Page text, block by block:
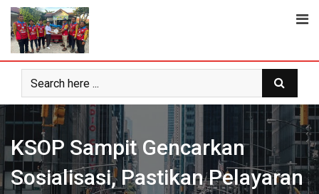
Skip
content
KSOP Sampit Gencarkan
Sosialisasi, Pastikan Pelayaran